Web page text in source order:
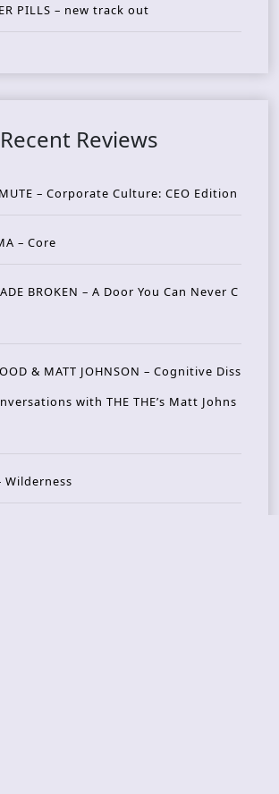
PILLS – new track out
Recent Reviews
– Corporate Culture: CEO Edition
– Core
BROKEN – A Door You Can Never C
& MATT JOHNSON – Cognitive Diss
with THE THE’s Matt Johns
Wilderness